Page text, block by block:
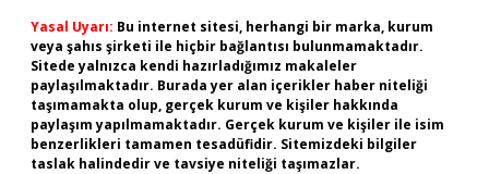
Yasal Uyarı: Bu internet sitesi, herhangi bir marka, kurum
veya şahıs şirketi ile hiçbir bağlantısı bulunmamaktadır.
Sitede yalnızca kendi hazırladığımız makaleler
paylaşılmaktadır. Burada yer alan içerikler haber niteliği
taşımamakta olup, gerçek kurum ve kişiler hakkında
paylaşım yapılmamaktadır. Gerçek kurum ve kişiler ile isim
benzerlikleri tamamen tesadüfidir. Sitemizdeki bilgiler
taslak halindedir ve tavsiye niteliği taşımazlar.